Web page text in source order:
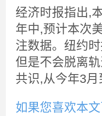
经济时报指出,
年中,预计本次
注数据。纽约
但是不会脱离
共识,从今年3
如果您喜欢本